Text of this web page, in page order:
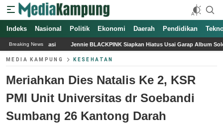
Indeks Nasional Politik Ekonomi Daerah Pendidikan
Breaking News
BLACKPINK Siapkan Hiatus Usai Garap Album Solo Kedua, 2025 Jadi Tahun
MEDIA KAMPUNG KESEHATAN
Meriahkan Dies Natalis Ke 2, KSR
PMI Unit Universitas dr Soebandi
Sumbang 26 Kantong Darah